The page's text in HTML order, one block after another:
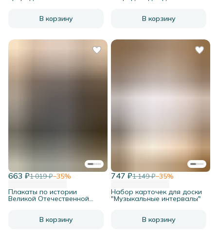
В корзину
В корзину
663 ₽1 019 ₽−35%
Плакаты по истории
Великой Отечественной
В корзину
747 ₽1 149 ₽−35%
Набор карточек для доски
"Музыкальные интервалы"
В корзину